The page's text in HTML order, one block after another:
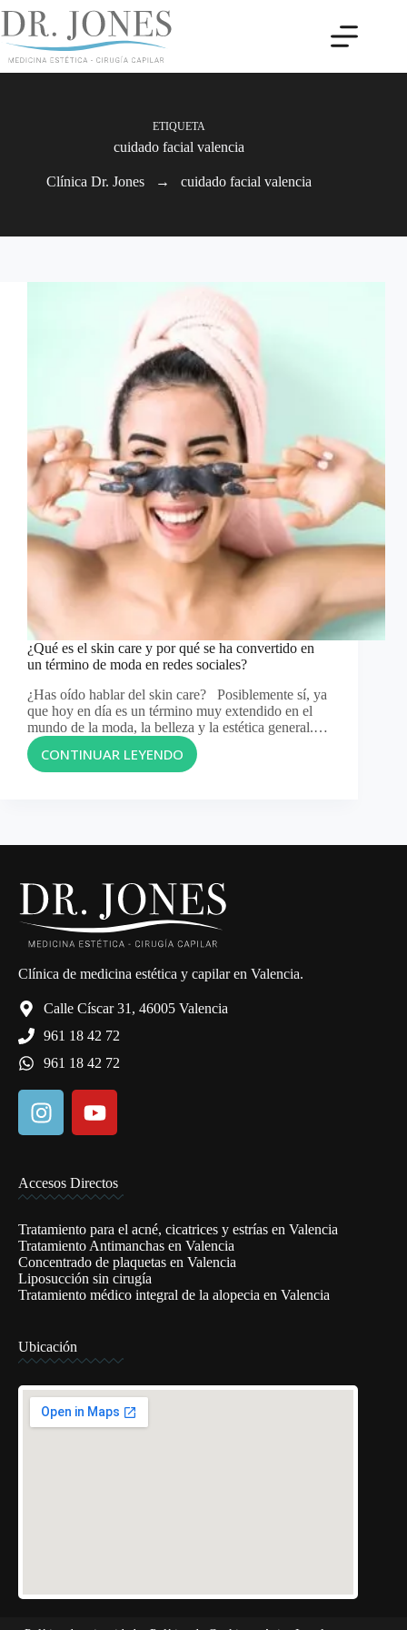
ETIQUETA
cuidado facial valencia
Clínica Dr. Jones →cuidado facial valencia
¿Qué es el skin care y por qué se ha convertido en
un término de moda en redes sociales?
¿Has oído hablar del skin care? Posiblemente sí, ya
que hoy en día es un término muy extendido en el
mundo de la moda, la belleza y la estética general.…
CONTINUAR LEYENDO
Clínica de medicina estética y capilar en Valencia.
Calle Císcar 31, 46005 Valencia
961 18 42 72
961 18 42 72
Accesos Directos
Tratamiento para el acné, cicatrices y estrías en Valencia
Tratamiento Antimanchas en Valencia
Concentrado de plaquetas en Valencia
Liposucción sin cirugía
Tratamiento médico integral de la alopecia en Valencia
Ubicación
¿Te llamamos?